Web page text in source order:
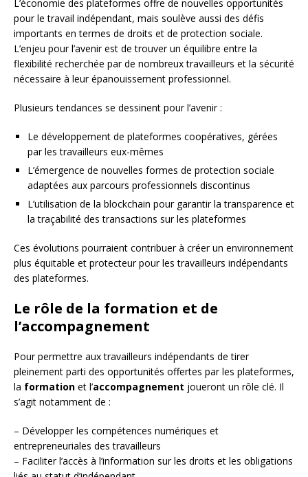
L’économie des plateformes offre de nouvelles opportunités
pour le travail indépendant, mais soulève aussi des défis
importants en termes de droits et de protection sociale.
L’enjeu pour l’avenir est de trouver un équilibre entre la
flexibilité recherchée par de nombreux travailleurs et la sécurité
nécessaire à leur épanouissement professionnel.
Plusieurs tendances se dessinent pour l’avenir :
Le développement de plateformes coopératives, gérées
par les travailleurs eux-mêmes
L’émergence de nouvelles formes de protection sociale
adaptées aux parcours professionnels discontinus
L’utilisation de la blockchain pour garantir la transparence et
la traçabilité des transactions sur les plateformes
Ces évolutions pourraient contribuer à créer un environnement
plus équitable et protecteur pour les travailleurs indépendants
des plateformes.
Le rôle de la formation et de
l’accompagnement
Pour permettre aux travailleurs indépendants de tirer
pleinement parti des opportunités offertes par les plateformes,
la formation et l’accompagnement joueront un rôle clé. Il
s’agit notamment de :
– Développer les compétences numériques et
entrepreneuriales des travailleurs
– Faciliter l’accès à l’information sur les droits et les obligations